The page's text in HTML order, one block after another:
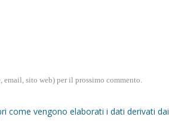
sito web) per il prossimo commento.
come vengono elaborati i dati derivati dai